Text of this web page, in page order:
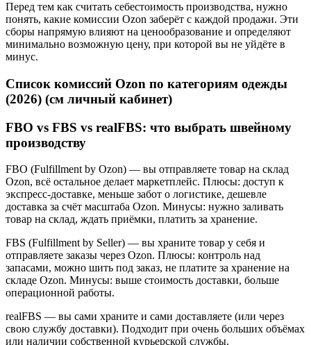
Перед тем как считать себестоимость производства, нужно
понять, какие комиссии Ozon заберёт с каждой продажи. Эти
сборы напрямую влияют на ценообразование и определяют
минимально возможную цену, при которой вы не уйдёте в
минус.
Список комиссий Ozon по категориям одежды
(2026) (см личный кабинет)
FBO vs FBS vs realFBS: что выбрать швейному
производству
FBO (Fulfillment by Ozon) — вы отправляете товар на склад
Ozon, всё остальное делает маркетплейс. Плюсы: доступ к
экспресс-доставке, меньше забот о логистике, дешевле
доставка за счёт масштаба Ozon. Минусы: нужно заливать
товар на склад, ждать приёмки, платить за хранение.
FBS (Fulfillment by Seller) — вы храните товар у себя и
отправляете заказы через Ozon. Плюсы: контроль над
запасами, можно шить под заказ, не платите за хранение на
складе Ozon. Минусы: выше стоимость доставки, больше
операционной работы.
realFBS — вы сами храните и сами доставляете (или через
свою службу доставки). Подходит при очень больших объёмах
или наличии собственной курьерской службы.